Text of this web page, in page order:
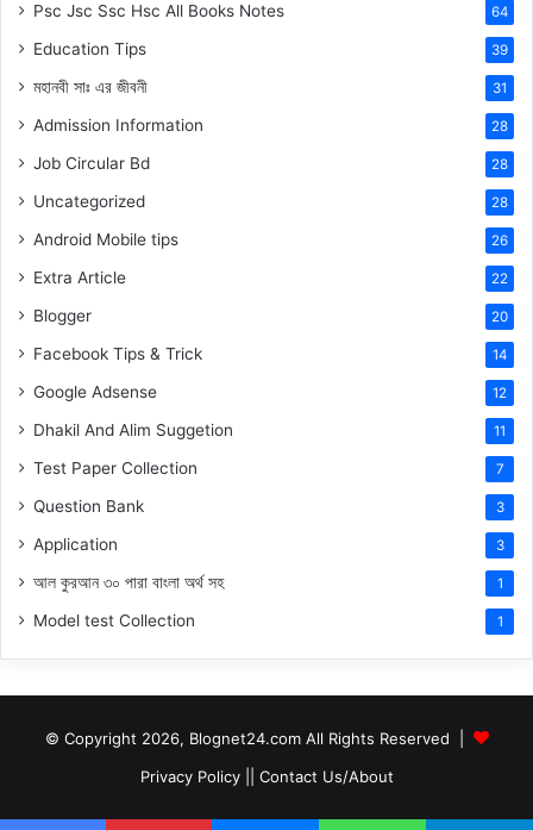
Psc Jsc Ssc Hsc All Books Notes 64
Education Tips 39
মহানবী সাঃ এর জীবনী 31
Admission Information 28
Job Circular Bd 28
Uncategorized 28
Android Mobile tips 26
Extra Article 22
Blogger 20
Facebook Tips & Trick 14
Google Adsense 12
Dhakil And Alim Suggetion 11
Test Paper Collection 7
Question Bank 3
Application 3
আল কুরআন ৩০ পারা বাংলা অর্থ সহ 1
Model test Collection 1
© Copyright 2026, Blognet24.com All Rights Reserved |
Privacy Policy|| Contact Us/About